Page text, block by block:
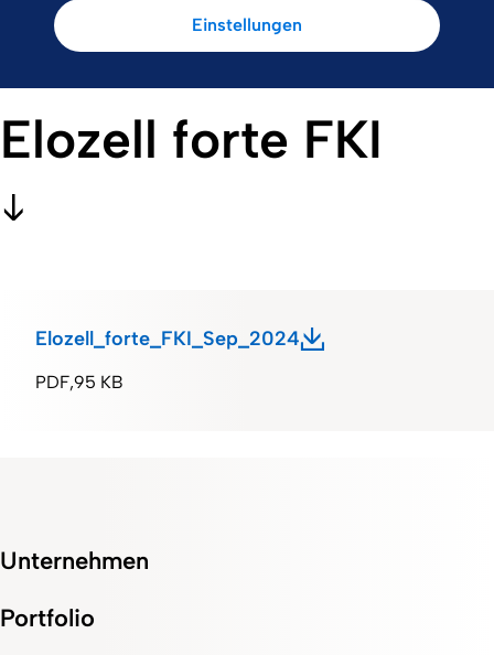
Elozell forte FKI
95 KB
PDF
Elozell_forte_FKI_Sep_2024
Unternehmen
Portfolio
Einstellungen